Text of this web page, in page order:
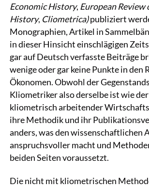
Economic History, European Review
History, Cliometrica)publiziert
Monographien, Artikel in
in dieser Hinsicht einschlägigen
gar auf Deutsch verfasste Beiträge
wenige oder gar keine Punkte in den
Ökonomen. Obwohl der
Kliometriker also derselbe ist wie
kliometrisch arbeitender
ihre Methodik und ihr
anders, was den wissenschaftlichen
anspruchsvoller macht und
beiden Seiten voraussetzt.
Die nicht mit kliometrischen